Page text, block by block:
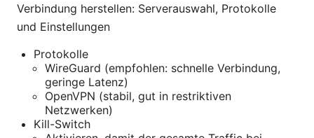
Verbindung herstellen: Serverauswahl, Protokolle
und Einstellungen
Protokolle
WireGuard (empfohlen: schnelle Verbindung,
geringe Latenz)
OpenVPN (stabil, gut in restriktiven
Netzwerken)
Kill-Switch